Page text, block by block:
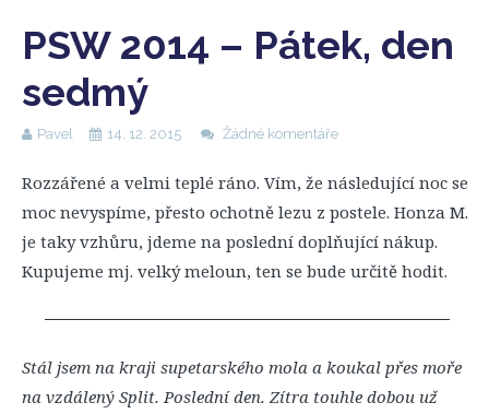
PSW 2014 – Pátek, den
sedmý
Pavel 14. 12. 2015 Žádné komentáře
Rozzářené a velmi teplé ráno. Vím, že následující noc se
moc nevyspíme, přesto ochotně lezu z postele. Honza M.
je taky vzhůru, jdeme na poslední doplňující nákup.
Kupujeme mj. velký meloun, ten se bude určitě hodit.
Stál jsem na kraji supetarského mola a koukal přes moře
na vzdálený Split. Poslední den. Zítra touhle dobou už